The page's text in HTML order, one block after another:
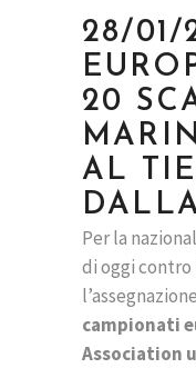
28/01/
20
AL
Per la
di oggi contro
campionati
Association